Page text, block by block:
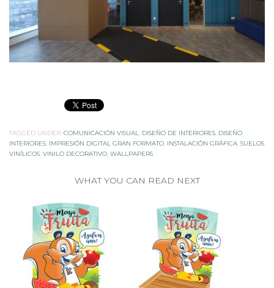
TAGGED UNDER: COMUNICACIÓN VISUAL DISEÑO DE INTERIORES DISEÑO
INTERIORES IMPRESIÓN DIGITAL GRAN FORMATO INSTALACIÓN GRÁFICA SUELOS
VINÍLICOS VINILO DECORATIVO WALLPAPERS
WHAT YOU CAN READ NEXT